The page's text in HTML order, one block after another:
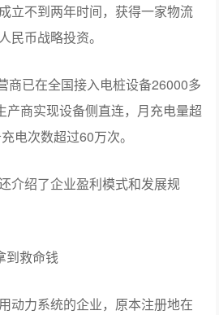
立不到两年时间，获得一家物流
民币战略投资。
商已在全国接入电桩设备26000多
产商实现设备侧直连，月充电量超
电次数超过60万次。
介绍了企业盈利模式和发展规
到救命钱
动力系统的企业，原本注册地在